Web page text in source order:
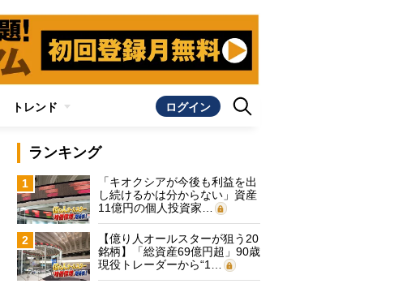
トレンド ログイン
ランキング
1
「キオクシアが今後も利益を出
し続けるかは分からない」資産
11億円の個人投資家…
2
【億り人オールスターが狙う20
銘柄】「総資産69億円超」90歳
現役トレーダーから“1…